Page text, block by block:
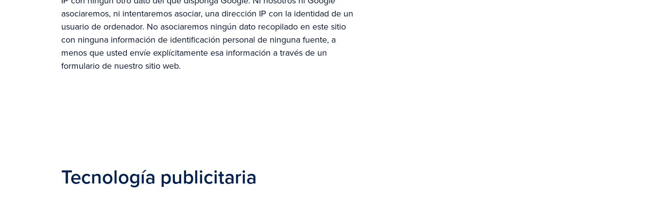
asociaremos, ni intentaremos asociar, una dirección IP con la identidad de un
usuario de ordenador. No asociaremos ningún dato recopilado en este sitio
con ninguna información de identificación personal de ninguna fuente, a
menos que usted envíe explícitamente esa información a través de un
formulario de nuestro sitio web.
Tecnología publicitaria